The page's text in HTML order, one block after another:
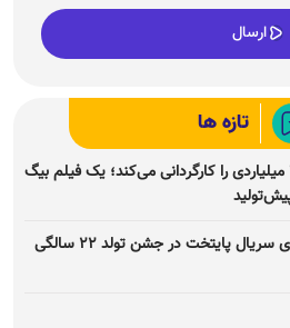
تازه ها
مجید واشقانی یک پروژه ۱۵۰ میلیاردی را کارگردانی می‌کند؛ یک فیلم بیگ
تغییر چهره شدید سارا و نیکای سریال پایتخت در جشن تولد ۲۲ سالگی